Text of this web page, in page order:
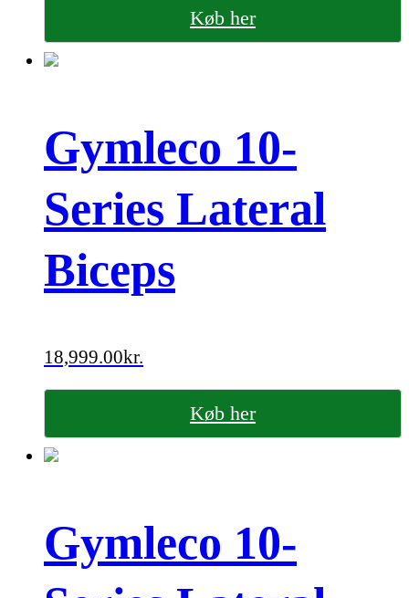
Køb her
Gymleco 10-
Series Lateral
Biceps
18,999.00kr.
Køb her
Gymleco 10-